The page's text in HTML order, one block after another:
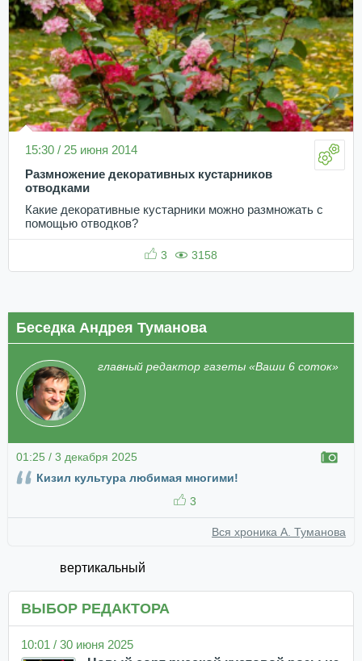
15:30 / 25 июня 2014
Размножение декоративных кустарников
отводками
Какие декоративные кустарники можно размножать с
помощью отводков?
3 3158
Беседка Андрея Туманова
главный редактор газеты «Ваши 6 соток»
01:25 / 3 декабря 2025
Кизил культура любимая многими!
3
Вся хроника А. Туманова
вертикальный
ВЫБОР РЕДАКТОРА
10:01 / 30 июня 2025